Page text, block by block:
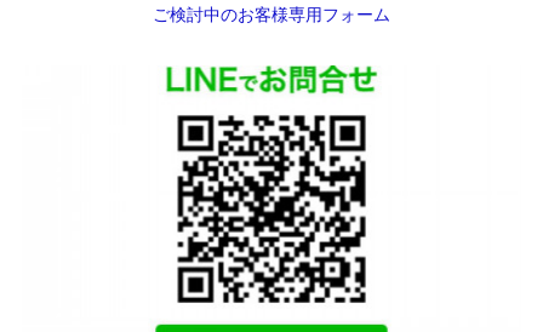
ご検討中のお客様専用フォーム